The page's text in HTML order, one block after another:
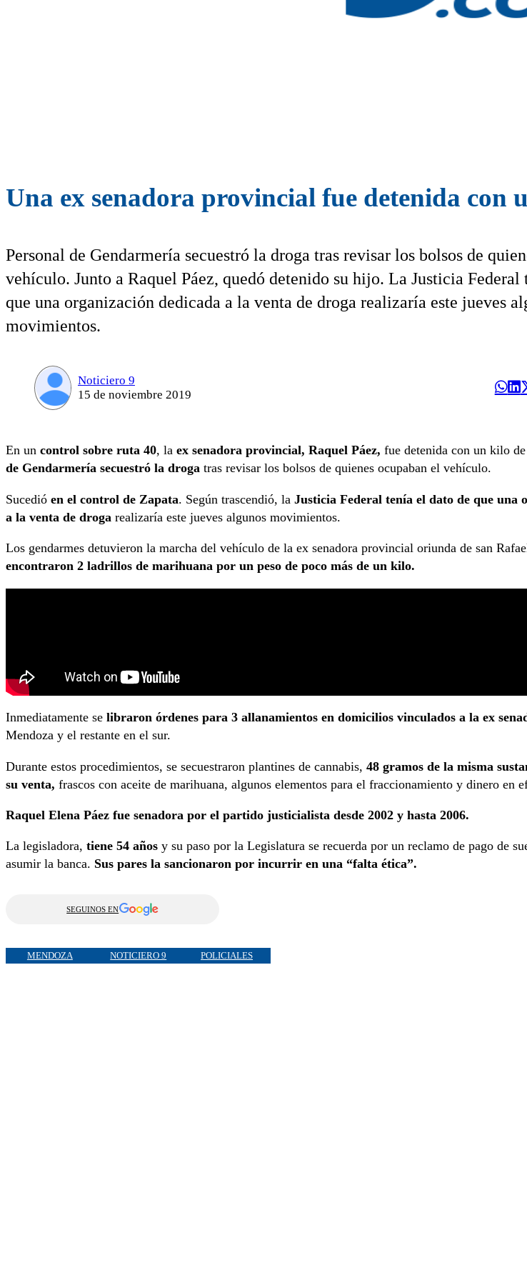
Una ex senadora provincial fue detenida con
Personal de Gendarmería secuestró la droga tras revisar los bolsos de
vehículo. Junto a Raquel Páez, quedó detenido su hijo. La Justicia Federal
que una organización dedicada a la venta de droga realizaría este jueves
movimientos.
Noticiero 9
15 de noviembre 2019
En un control sobre ruta 40, la ex senadora provincial, Raquel Páez, fue detenida con un kilo
de Gendarmería secuestró la droga tras revisar los bolsos de quienes ocupaban el vehículo.
Sucedió en el control de Zapata. Según trascendió, la Justicia Federal tenía el dato de que una
a la venta de droga realizaría este jueves algunos movimientos.
Los gendarmes detuvieron la marcha del vehículo de la ex senadora provincial oriunda de san
encontraron 2 ladrillos de marihuana por un peso de poco más de un kilo.
Inmediatamente se libraron órdenes para 3 allanamientos en domicilios vinculados a la ex
Mendoza y el restante en el sur.
Durante estos procedimientos, se secuestraron plantines de cannabis, 48 gramos de la misma
su venta, frascos con aceite de marihuana, algunos elementos para el fraccionamiento y dinero en
Raquel Elena Páez fue senadora por el partido justicialista desde 2002 y hasta 2006.
La legisladora, tiene 54 años y su paso por la Legislatura se recuerda por un reclamo de pago de
asumir la banca. Sus pares la sancionaron por incurrir en una “falta ética”.
SEGUINOS EN
MENDOZA NOTICIERO 9 POLICIALES